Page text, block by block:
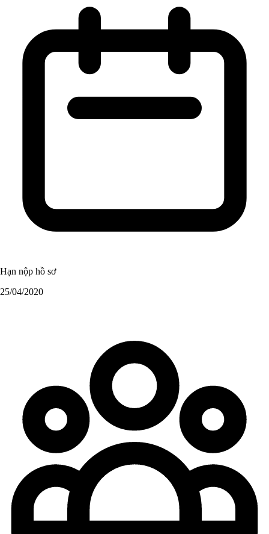
Hạn nộp hồ sơ
25/04/2020